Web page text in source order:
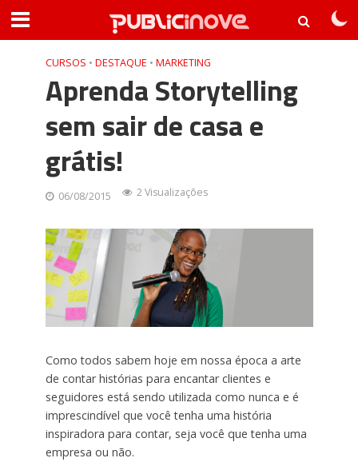
CURSOS • DESTAQUE • MARKETING
Aprenda Storytelling
sem sair de casa e
grátis!
06/08/2015 2 Visualizações
Como todos sabem hoje em nossa época a arte
de contar histórias para encantar clientes e
seguidores está sendo utilizada como nunca e é
imprescindível que você tenha uma história
inspiradora para contar, seja você que tenha uma
empresa ou não.